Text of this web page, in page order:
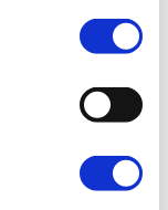
Ik las een